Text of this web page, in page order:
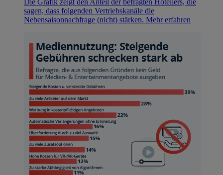
sagen, dass folgenden Vertriebskanäle die
Nebensaisonnachfrage (nicht) stärken. Mehr erfahren